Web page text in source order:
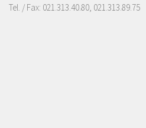
Tel. / Fax: 021.313.40.80, 021.313.89.75